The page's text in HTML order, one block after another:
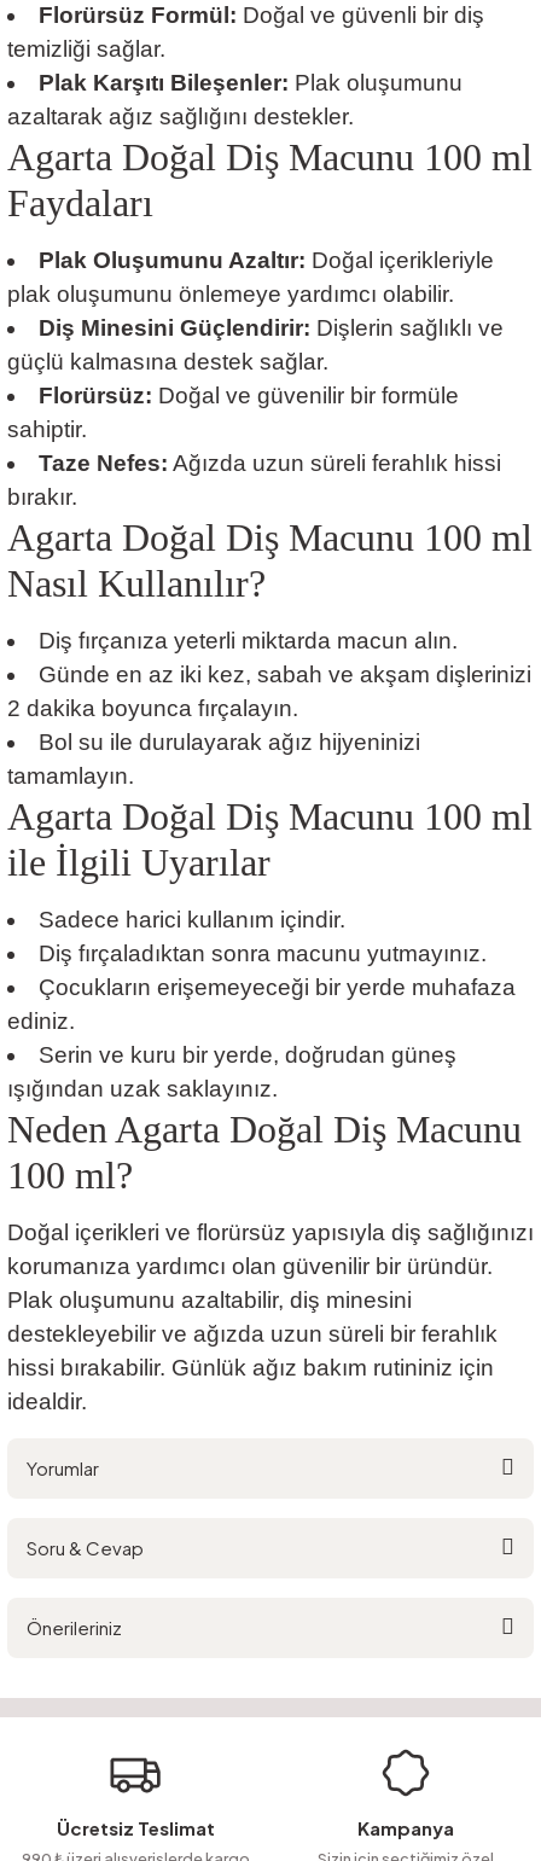
Florürsüz Formül: Doğal ve güvenli bir diş
temizliği sağlar.
Plak Karşıtı Bileşenler: Plak oluşumunu
azaltarak ağız sağlığını destekler.
Agarta Doğal Diş Macunu 100 ml
Faydaları
Plak Oluşumunu Azaltır: Doğal içerikleriyle
plak oluşumunu önlemeye yardımcı olabilir.
Diş Minesini Güçlendirir: Dişlerin sağlıklı ve
güçlü kalmasına destek sağlar.
Florürsüz: Doğal ve güvenilir bir formüle
sahiptir.
Taze Nefes: Ağızda uzun süreli ferahlık hissi
bırakır.
Agarta Doğal Diş Macunu 100 ml
Nasıl Kullanılır?
Diş fırçanıza yeterli miktarda macun alın.
Günde en az iki kez, sabah ve akşam dişlerinizi
2 dakika boyunca fırçalayın.
Bol su ile durulayarak ağız hijyeninizi
tamamlayın.
Agarta Doğal Diş Macunu 100 ml
ile İlgili Uyarılar
Sadece harici kullanım içindir.
Diş fırçaladıktan sonra macunu yutmayınız.
Çocukların erişemeyeceği bir yerde muhafaza
ediniz.
Serin ve kuru bir yerde, doğrudan güneş
ışığından uzak saklayınız.
Neden Agarta Doğal Diş Macunu
100 ml?
Doğal içerikleri ve florürsüz yapısıyla diş sağlığınızı
korumanıza yardımcı olan güvenilir bir üründür.
Plak oluşumunu azaltabilir, diş minesini
destekleyebilir ve ağızda uzun süreli bir ferahlık
hissi bırakabilir. Günlük ağız bakım rutininiz için
idealdir.
Yorumlar
Soru & Cevap
Soru Sor
Önerileriniz
Görüş ve önerileriniz için teşekkür ederiz.
Ürün resmi kalitesiz, bozuk veya görüntülenemiyor.
Ürün açıklamasında eksik bilgiler bulunuyor.
Ücretsiz Teslimat Kampanya